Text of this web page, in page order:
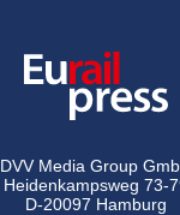
DVV Media Group
Heidenkampsweg 73-
D-20097 Hamburg